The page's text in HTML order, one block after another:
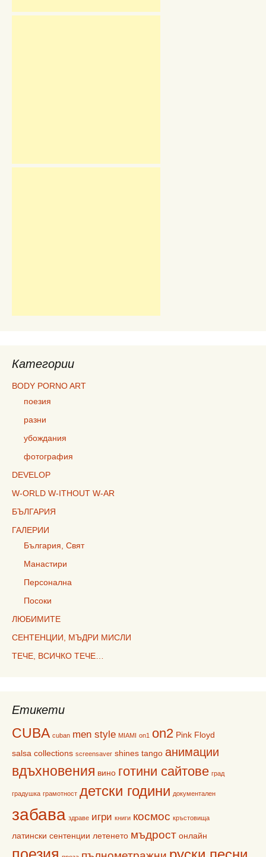
Категории
BODY PORNO ART
поезия
разни
убождания
фотография
DEVELOP
W-ORLD W-ITHOUT W-AR
БЪЛГАРИЯ
ГАЛЕРИИ
България, Свят
Манастири
Персонална
Посоки
ЛЮБИМИТЕ
СЕНТЕНЦИИ, МЪДРИ МИСЛИ
ТЕЧЕ, ВСИЧКО ТЕЧЕ…
Етикети
CUBA cuban men style MIAMI on1 on2 Pink Floyd
salsa collections screensaver shines tango анимации
вдъхновения вино готини сайтове град
градушка грамотност детски години документален
забава здраве игри книги космос кръстовища
латински сентенции летенето мъдрост онлайн